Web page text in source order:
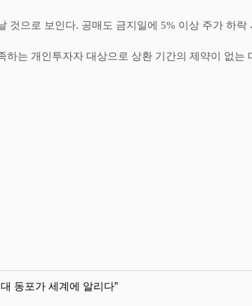
것으로 보인다. 공매도 금지일에 5% 이상 주가 하락
하는 개인투자자 대상으로 상환 기간의 제약이 없는
동포가 세계에 알리다”